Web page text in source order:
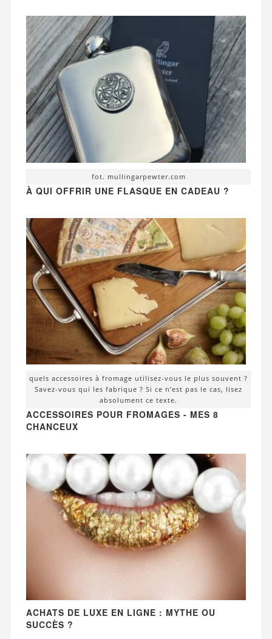
fot. mullingarpewter.com
À QUI OFFRIR UNE FLASQUE EN CADEAU ?
quels accessoires à fromage utilisez-vous le plus souvent ?
Savez-vous qui les fabrique ? Si ce n’est pas le cas, lisez
absolument ce texte.
ACCESSOIRES POUR FROMAGES - MES 8
CHANCEUX
ACHATS DE LUXE EN LIGNE : MYTHE OU
SUCCÈS ?